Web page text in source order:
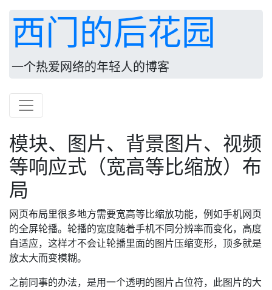
西门的后花园
一个热爱网络的年轻人的博客
模块、图片、背景图片、视频
等响应式（宽高等比缩放）布
局
网页布局里很多地方需要宽高等比缩放功能，例如手机网页
的全屏轮播。轮播的宽度随着手机不同分辨率而变化，高度
自适应，这样才不会让轮播里面的图片压缩变形，顶多就是
放太大而变模糊。
之前同事的办法，是用一个透明的图片占位符，此图片的大